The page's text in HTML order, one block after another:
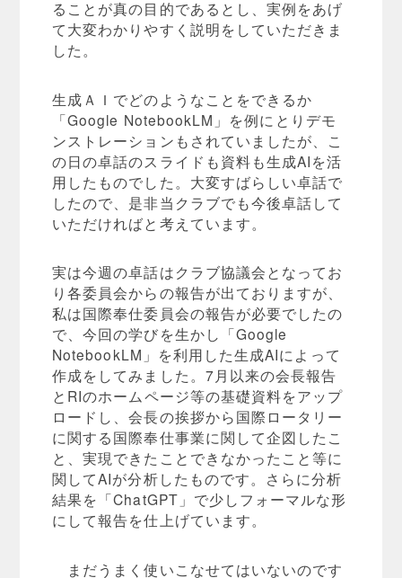
ることが真の目的であるとし、実例をあげ
て大変わかりやすく説明をしていただきま
した。
生成ＡＩでどのようなことをできるか
「Google NotebookLM」を例にとりデモ
ンストレーションもされていましたが、こ
の日の卓話のスライドも資料も生成AIを活
用したものでした。大変すばらしい卓話で
したので、是非当クラブでも今後卓話して
いただければと考えています。
実は今週の卓話はクラブ協議会となってお
り各委員会からの報告が出ておりますが、
私は国際奉仕委員会の報告が必要でしたの
で、今回の学びを生かし「Google
NotebookLM」を利用した生成AIによって
作成をしてみました。7月以来の会長報告
とRIのホームページ等の基礎資料をアップ
ロードし、会長の挨拶から国際ロータリー
に関する国際奉仕事業に関して企図したこ
と、実現できたことできなかったこと等に
関してAIが分析したものです。さらに分析
結果を「ChatGPT」で少しフォーマルな形
にして報告を仕上げています。
まだうまく使いこなせてはいないのです